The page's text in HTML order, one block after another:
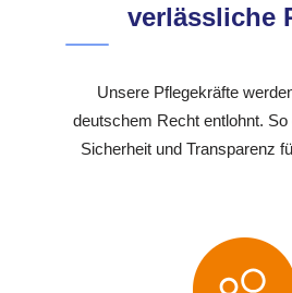
verlässliche
Unsere Pflegekräfte
deutschem Recht entlohnt.
Sicherheit und Transparenz